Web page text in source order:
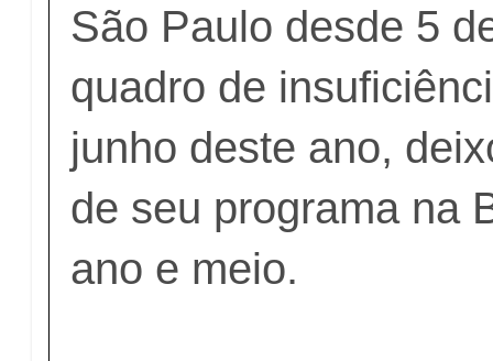
São Paulo desde 5
quadro de
junho deste ano,
de seu programa na
ano e meio.